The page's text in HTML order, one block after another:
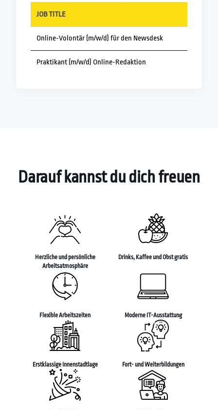
JOB TITLE
Online-Volontär (m/w/d) für den Newsdesk
Praktikant (m/w/d) Online-Redaktion
Darauf kannst du dich freuen
Herzliche und persönliche
Arbeitsatmosphäre
Drinks, Kaffee und Obst gratis
Flexible Arbeitszeiten Moderne IT-Ausstattung
Erstklassige Innenstadtlage Fort- und Weiterbildungen